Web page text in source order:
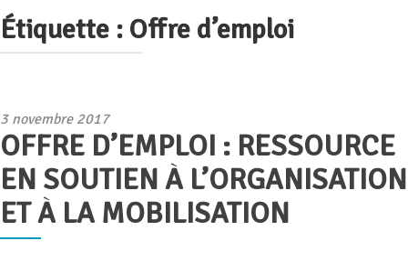
Étiquette : Offre d’emploi
Publié
le
3 novembre 2017
OFFRE D’EMPLOI : RESSOURCE
EN SOUTIEN À L’ORGANISATION
ET À LA MOBILISATION